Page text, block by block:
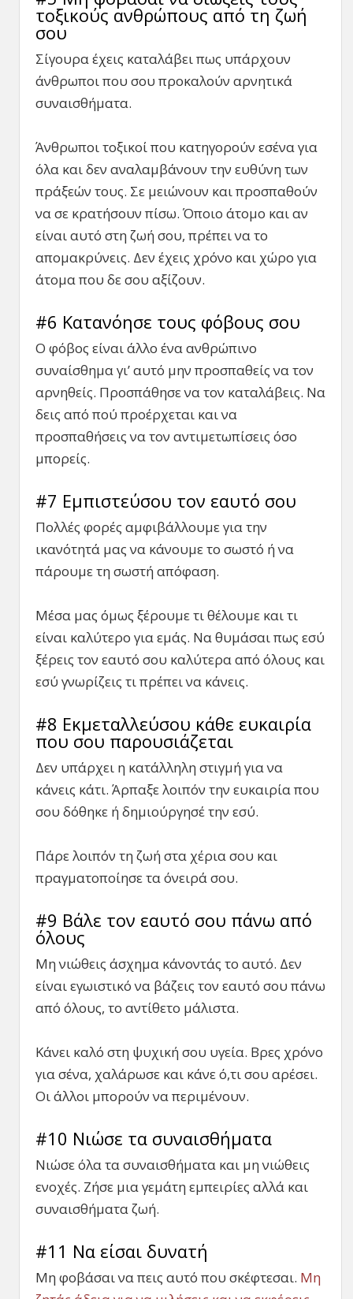
τοξικούς ανθρώπους από τη ζωή
σου
Σίγουρα έχεις καταλάβει πως υπάρχουν
άνθρωποι που σου προκαλούν αρνητικά
συναισθήματα.
Άνθρωποι τοξικοί που κατηγορούν εσένα για
όλα και δεν αναλαμβάνουν την ευθύνη των
πράξεών τους. Σε μειώνουν και προσπαθούν
να σε κρατήσουν πίσω. Όποιο άτομο και αν
είναι αυτό στη ζωή σου, πρέπει να το
απομακρύνεις. Δεν έχεις χρόνο και χώρο για
άτομα που δε σου αξίζουν.
#6 Κατανόησε τους φόβους σου
Ο φόβος είναι άλλο ένα ανθρώπινο
συναίσθημα γι’ αυτό μην προσπαθείς να τον
αρνηθείς. Προσπάθησε να τον καταλάβεις. Να
δεις από πού προέρχεται και να
προσπαθήσεις να τον αντιμετωπίσεις όσο
μπορείς.
#7 Εμπιστεύσου τον εαυτό σου
Πολλές φορές αμφιβάλλουμε για την
ικανότητά μας να κάνουμε το σωστό ή να
πάρουμε τη σωστή απόφαση.
Μέσα μας όμως ξέρουμε τι θέλουμε και τι
είναι καλύτερο για εμάς. Να θυμάσαι πως εσύ
ξέρεις τον εαυτό σου καλύτερα από όλους και
εσύ γνωρίζεις τι πρέπει να κάνεις.
#8 Εκμεταλλεύσου κάθε ευκαιρία
που σου παρουσιάζεται
Δεν υπάρχει η κατάλληλη στιγμή για να
κάνεις κάτι. Άρπαξε λοιπόν την ευκαιρία που
σου δόθηκε ή δημιούργησέ την εσύ.
Πάρε λοιπόν τη ζωή στα χέρια σου και
πραγματοποίησε τα όνειρά σου.
#9 Βάλε τον εαυτό σου πάνω από
όλους
Μη νιώθεις άσχημα κάνοντάς το αυτό. Δεν
είναι εγωιστικό να βάζεις τον εαυτό σου πάνω
από όλους, το αντίθετο μάλιστα.
Κάνει καλό στη ψυχική σου υγεία. Βρες χρόνο
για σένα, χαλάρωσε και κάνε ό,τι σου αρέσει.
Οι άλλοι μπορούν να περιμένουν.
#10 Νιώσε τα συναισθήματα
Νιώσε όλα τα συναισθήματα και μη νιώθεις
ενοχές. Ζήσε μια γεμάτη εμπειρίες αλλά και
συναισθήματα ζωή.
#11 Να είσαι δυνατή
Μη φοβάσαι να πεις αυτό που σκέφτεσαι. Μη